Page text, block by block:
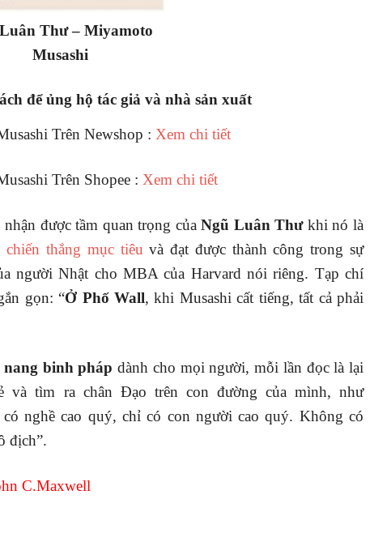
Thư – Miyamoto
Musashi
để ủng hộ tác giả và nhà sản xuất
Trên Newshop : Xem chi tiết
Trên Shopee : Xem chi tiết
được tầm quan trọng củaNgũ Luân Thưkhi nó là
chiến thắng mục tiêu và đạt được thành công trong sự
người Nhật cho MBA của Harvard nói riêng. Tạp chí
gọn: “Ở Phố Wall, khi Musashi cất tiếng, tất cả phải
nang binh pháp dành cho mọi người, mỗi lần đọc là lại
và tìm ra chân Đạo trên con đường của mình, như
nghề cao quý, chỉ có con người cao quý. Không có
địch”.
C.Maxwell